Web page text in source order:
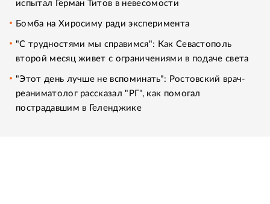
испытал Герман Титов в невесомости
Бомба на Хиросиму ради эксперимента
"С трудностями мы справимся": Как Севастополь
второй месяц живет с ограничениями в подаче света
"Этот день лучше не вспоминать": Ростовский врач-
реаниматолог рассказал "РГ", как помогал
пострадавшим в Геленджике